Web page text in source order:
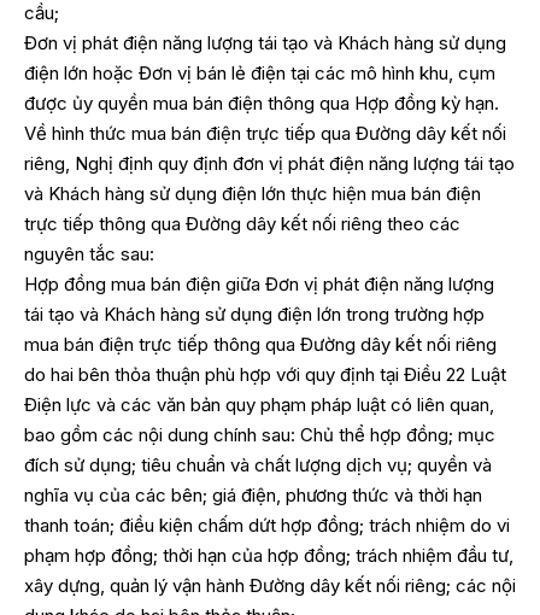
cầu;
Đơn vị phát điện năng lượng tái tạo và Khách hàng sử dụng
điện lớn hoặc Đơn vị bán lẻ điện tại các mô hình khu, cụm
được ủy quyền mua bán điện thông qua Hợp đồng kỳ hạn.
Về hình thức mua bán điện trực tiếp qua Đường dây kết nối
riêng, Nghị định quy định đơn vị phát điện năng lượng tái tạo
và Khách hàng sử dụng điện lớn thực hiện mua bán điện
trực tiếp thông qua Đường dây kết nối riêng theo các
nguyên tắc sau:
Hợp đồng mua bán điện giữa Đơn vị phát điện năng lượng
tái tạo và Khách hàng sử dụng điện lớn trong trường hợp
mua bán điện trực tiếp thông qua Đường dây kết nối riêng
do hai bên thỏa thuận phù hợp với quy định tại Điều 22 Luật
Điện lực và các văn bản quy phạm pháp luật có liên quan,
bao gồm các nội dung chính sau: Chủ thể hợp đồng; mục
đích sử dụng; tiêu chuẩn và chất lượng dịch vụ; quyền và
nghĩa vụ của các bên; giá điện, phương thức và thời hạn
thanh toán; điều kiện chấm dứt hợp đồng; trách nhiệm do vi
phạm hợp đồng; thời hạn của hợp đồng; trách nhiệm đầu tư,
xây dựng, quản lý vận hành Đường dây kết nối riêng; các nội